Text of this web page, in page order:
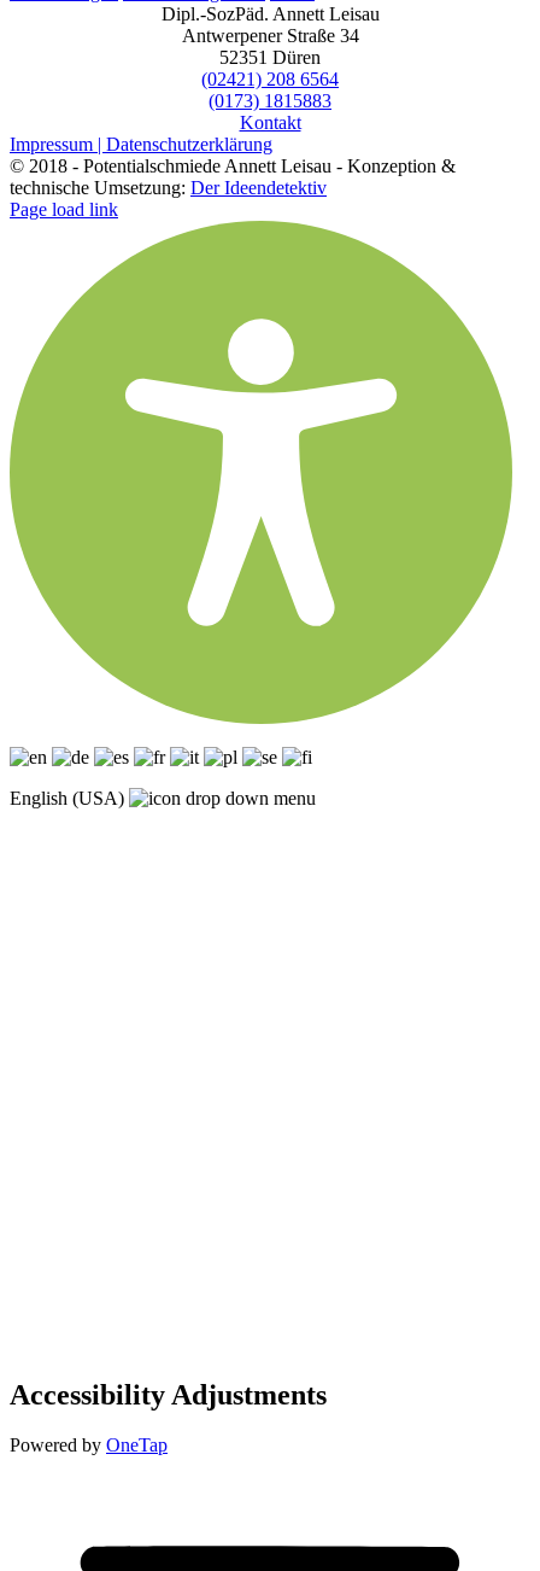
Dipl.-SozPäd. Annett Leisau
Antwerpener Straße 34
52351 Düren
(02421) 208 6564
(0173) 1815883
Kontakt
Impressum | Datenschutzerklärung
© 2018 - Potentialschmiede Annett Leisau - Konzeption &
technische Umsetzung: Der Ideendetektiv
Page load link
English (USA)
Accessibility Adjustments
Powered by OneTap